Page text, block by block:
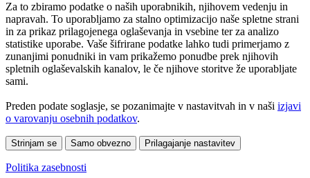
Za to zbiramo podatke o naših uporabnikih, njihovem vedenju in
napravah. To uporabljamo za stalno optimizacijo naše spletne strani
in za prikaz prilagojenega oglaševanja in vsebine ter za analizo
statistike uporabe. Vaše šifrirane podatke lahko tudi primerjamo z
zunanjimi ponudniki in vam prikažemo ponudbe prek njihovih
spletnih oglaševalskih kanalov, le če njihove storitve že uporabljate
sami.
Preden podate soglasje, se pozanimajte v nastavitvah in v naši izjavi
o varovanju osebnih podatkov.
Strinjam se Samo obvezno Prilagajanje nastavitev
Politika zasebnosti